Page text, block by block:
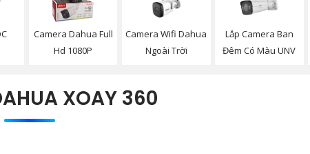
Camera Dahua Full
Hd 1080P
Camera Wifi Dahua
Ngoài Trời
Lắp Camera Ban
Đêm Có Màu UNV
XOAY 360